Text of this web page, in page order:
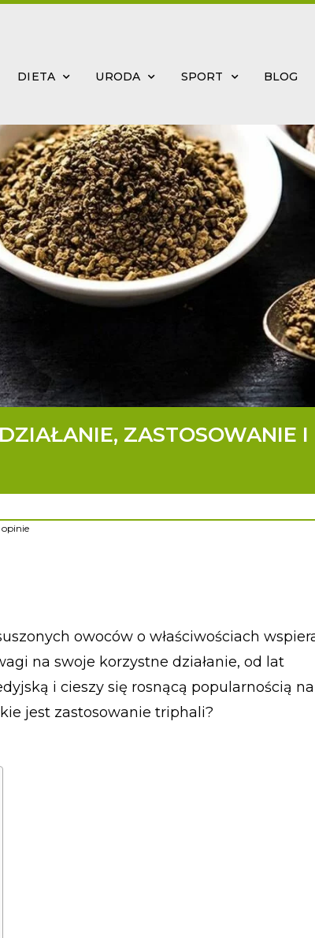
DIETA URODA SPORT BLOG
ZASTOSOWANIE I
opinie
owoców o właściwościach
na swoje korzystne działanie, od lat
i cieszy się rosnącą popularnością na
jest zastosowanie triphali?